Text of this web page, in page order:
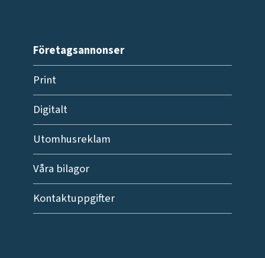
Företagsannonser
Print
Digitalt
Utomhusreklam
Våra bilagor
Kontaktuppgifter